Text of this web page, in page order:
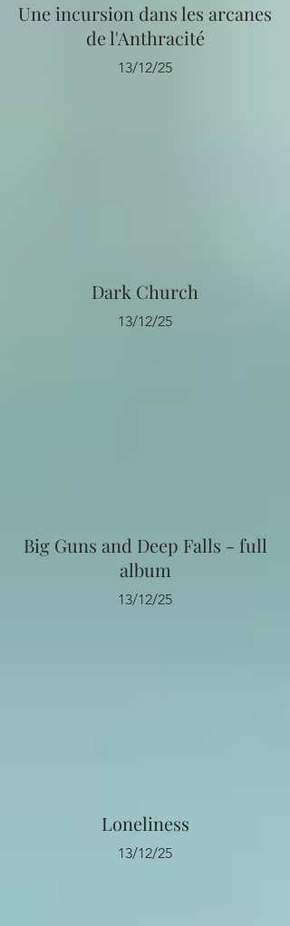
Une incursion dans les arcanes
de l'Anthracité
13/12/25
Dark Church
13/12/25
Big Guns and Deep Falls - full
album
13/12/25
Loneliness
13/12/25